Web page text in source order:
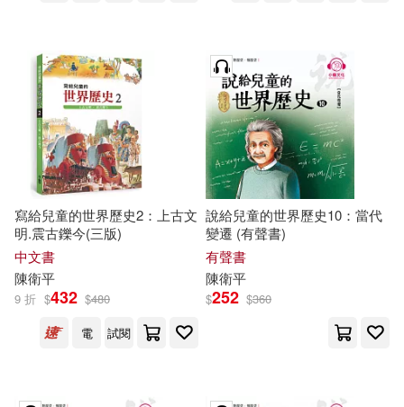
寫給兒童的世界歷史2：上古文
明.震古鑠今(三版)
中文書
陳衛平
9 折 $432 $480
電
試閱
說給兒童的世界歷史10：當代
變遷 (有聲書)
有聲書
陳衛平
$252 $360